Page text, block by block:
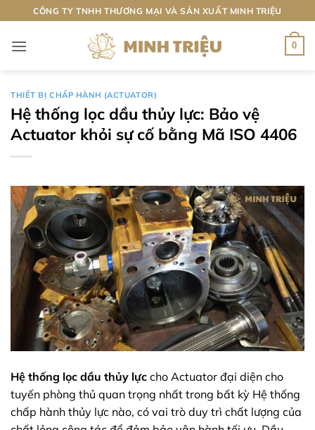
qua
nội
CÔNG TY TNHH THƯƠNG MẠI VÀ SẢN XUẤT MINH TRIỆU
0
THIẾT BỊ CHẤP HÀNH (ACTUATOR)
Hệ thống lọc dầu thủy lực: Bảo vệ
Actuator khỏi sự cố bằng Mã ISO 4406
Hệ thống lọc dầu thủy lực cho Actuator đại diện cho
tuyến phòng thủ quan trọng nhất trong bất kỳ Hệ thống
chấp hành thủy lực nào, có vai trò duy trì chất lượng của